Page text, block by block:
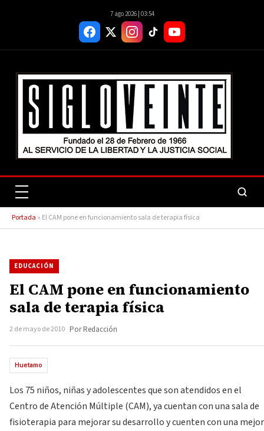
7 ago 2026 | 03:54
Portada » El CAM pone en funcionamiento sala de terapia física
EDUCACIÓN
El CAM pone en funcionamiento
sala de terapia física
2 de mayo de 2010 Por Redacción
Huetamo
Los 75 niños, niñas y adolescentes que son atendidos en el
Centro de Atención Múltiple (CAM), ya cuentan con una sala de
fisioterapia para mejorar su desarrollo y cuenten con una mejor